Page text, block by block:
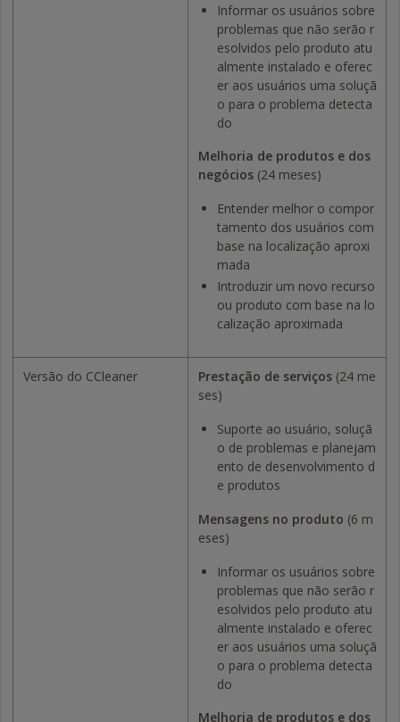
Informar os usuários sobre
problemas que não serão r
esolvidos pelo produto atu
almente instalado e oferec
er aos usuários uma soluçã
o para o problema detecta
do
Melhoria de produtos e dos
negócios(24 meses)
Entender melhor o compor
tamento dos usuários com
base na localização aproxi
mada
Introduzir um novo recurso
ou produto com base na lo
calização aproximada
Versão do CCleaner Prestação de serviços (24 me
ses)
Suporte ao usuário, soluçã
o de problemas e planejam
ento de desenvolvimento d
e produtos
Mensagens no produto (6 m
eses)
Informar os usuários sobre
problemas que não serão r
esolvidos pelo produto atu
almente instalado e oferec
er aos usuários uma soluçã
o para o problema detecta
do
Melhoria de produtos e dos